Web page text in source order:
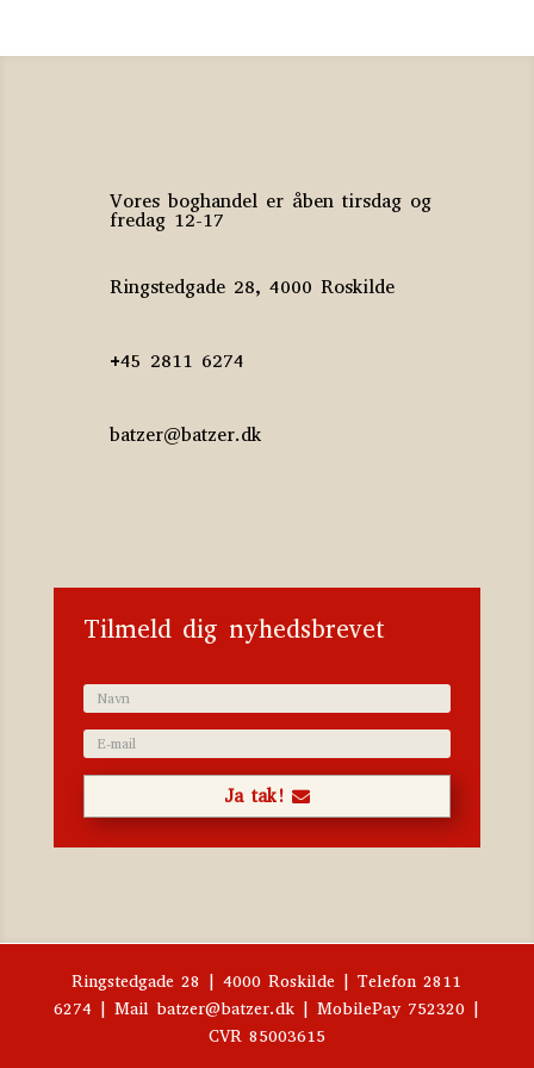
Vores boghandel er åben tirsdag og
fredag 12-17
Ringstedgade 28, 4000 Roskilde
+45 2811 6274
batzer@batzer.dk
Tilmeld dig nyhedsbrevet
Ja tak!
Ringstedgade 28 | 4000 Roskilde | Telefon 2811
6274 | Mail batzer@batzer.dk | MobilePay 752320 |
CVR 85003615